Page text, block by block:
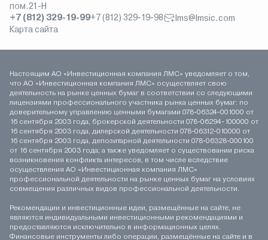
пом.21-Н
+7 (812) 329-19-99+7 (812) 329-19-98
lms@lmsic.com
Карта сайта
Настоящим АО «Инвестиционная компания ЛМС» уведомляет о том,
что АО «Инвестиционная компания ЛМС» осуществляет свою
деятельность на рынке ценных бумаг в соответствии со следующими
лицензиями профессионального участника рынка ценных бумаг: по
доверительному управлению ценными бумагами 078-06324-001000 от
16 сентября 2003 года, брокерской деятельности 078-06294-100000 от
16 сентября 2003 года, дилерской деятельности 078-06312-010000 от
16 сентября 2003 года, депозитарной деятельности 078-06328-000100
от 16 сентября 2003 года; а также уведомляет о существовании риска
возникновения конфликта интересов, в том числе вследствие
осуществления АО «Инвестиционная компания ЛМС»
профессиональной деятельности на рынке ценных бумаг на условиях
совмещения различных видов профессиональной деятельности.
Рекомендации и инвестиционные идеи, размещённые на сайте, не
являются индивидуальными инвестиционными рекомендациями и
предоставляются исключительно в информационных целях.
Финансовые инструменты либо операции, размещённые на сайте и в